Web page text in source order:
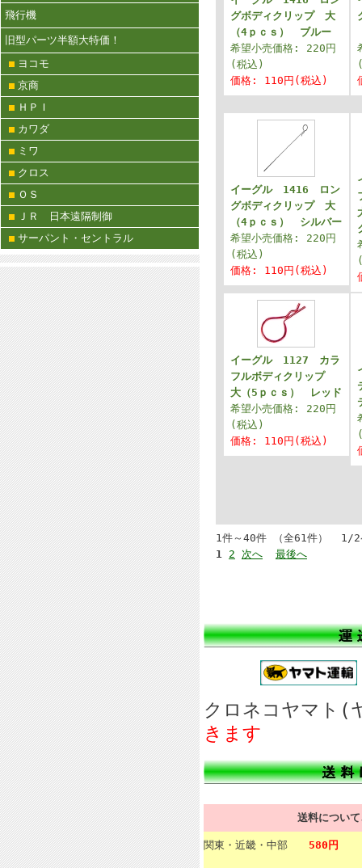
飛行機
旧型パーツ半額大特価！
ヨコモ
京商
ＨＰＩ
カワダ
ミワ
クロス
ＯＳ
ＪＲ 日本遠隔制御
サーパント・セントラル
グボディクリップ 大
（4ｐｃｓ） ブルー
希望小売価格: 220円
(税込)
価格: 110円(税込)
イーグル 1416 ロン
グボディクリップ 大
（4ｐｃｓ） シルバー
希望小売価格: 220円
(税込)
価格: 110円(税込)
イーグル 1127 カラ
フルボディクリップ
大（5ｐｃｓ） レッド
希望小売価格: 220円
(税込)
価格: 110円(税込)
1件～40件 （全61件） 1/2
1 2 次へ 最後へ
クロネコヤマ
きます
送料につい
関東・近畿・中部 580円